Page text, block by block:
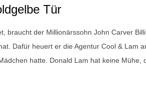
Tür
braucht der Millionärssohn John Carver
Dafür heuert er die Agentur Cool & Lam
hatte. Donald Lam hat keine Mühe,